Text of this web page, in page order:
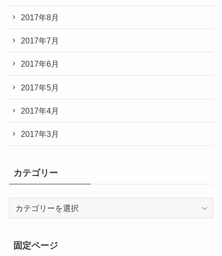
2017年8月
2017年7月
2017年6月
2017年5月
2017年4月
2017年3月
カテゴリー
リ
ー
固定ページ